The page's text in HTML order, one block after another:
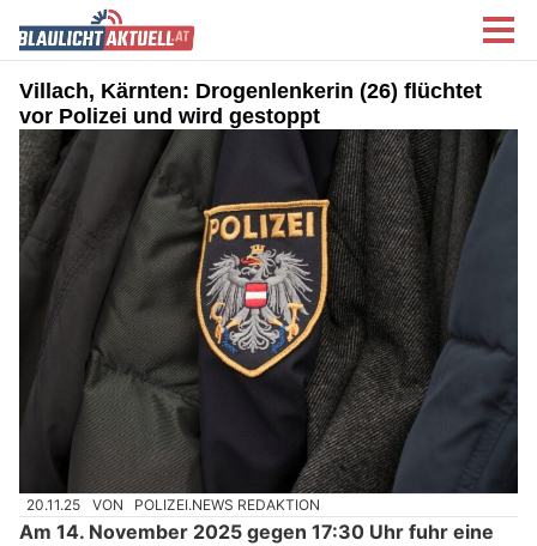
Villach, Kärnten: Drogenlenkerin (26) flüchtet
vor Polizei und wird gestoppt
20.11.25 VON POLIZEI.NEWS REDAKTION
Am 14. November 2025 gegen 17:30 Uhr fuhr eine